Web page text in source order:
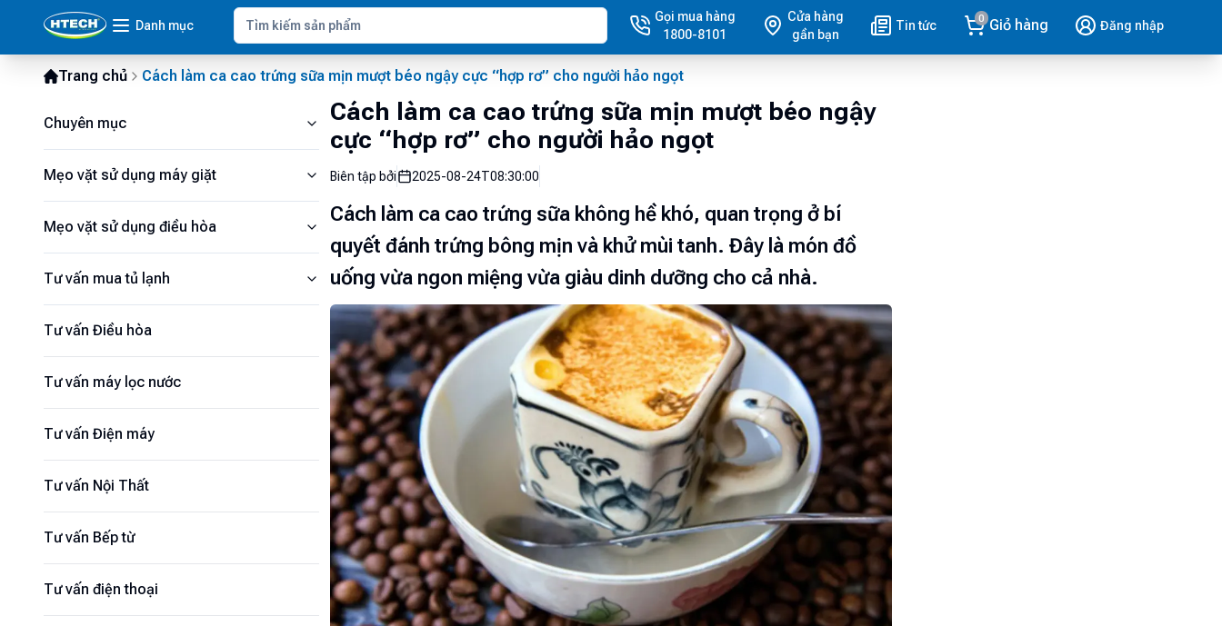
Danh mục
Gọi mua hàng
1800-8101
Cửa hàng
gần bạn
Tin tức 0 Giỏ hàng Đăng nhập
Trang chủ Cách làm ca cao trứng sữa mịn mượt béo ngậy cực “hợp rơ” cho người hảo ngọt
Chuyên mục
Mẹo vặt sử dụng máy giặt
Mẹo vặt sử dụng điều hòa
Tư vấn mua tủ lạnh
Tư vấn Điều hòa
Tư vấn máy lọc nước
Tư vấn Điện máy
Tư vấn Nội Thất
Tư vấn Bếp từ
Tư vấn điện thoại
Cách làm ca cao trứng sữa mịn mượt béo ngậy
cực “hợp rơ” cho người hảo ngọt
Biên tập bởi 2025-08-24T08:30:00
Cách làm ca cao trứng sữa không hề khó, quan trọng ở bí
quyết đánh trứng bông mịn và khử mùi tanh. Đây là món đồ
uống vừa ngon miệng vừa giàu dinh dưỡng cho cả nhà.